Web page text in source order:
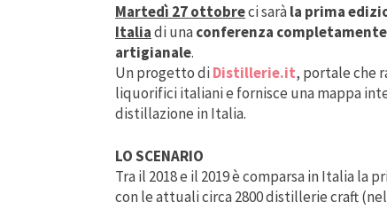
Martedì 27 ottobreci saràla prima
Italiadi unaconferenza
artigianale.
Un progetto diDistillerie.it, portale che
liquorifici italiani e fornisce una mappa
distillazione in Italia.
LO SCENARIO
Tra il 2018 e il 2019 è comparsa in Italia la
con le attuali circa 2800 distillerie craft